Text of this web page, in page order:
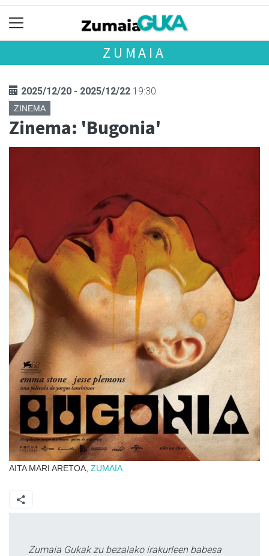
ZUMAIA
2025/12/20 - 2025/12/22 19:30
ZINEMA
Zinema: 'Bugonia'
AITA MARI ARETOA, ZUMAIA
Zumaia Gukak zu bezalako irakurleen babesa